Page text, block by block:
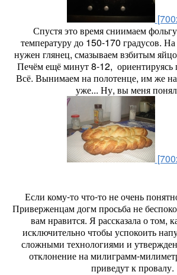
Спустя это время сниимаем
температуру до 150-170 градусов.
нужен глянец, смазываем взбитым
Печём ещё минут 8-12, ориентируясь
Всё. Вынимаем на полотенце, им же
уже... Ну, вы меня
Если кому-то что-то не очень
Приверженцам догм просьба не
вам нравится. Я рассказала о том,
исключительно чтобы успокоить
сложными технологиями и
отклонение на милиграмм-
приведут к провалу.